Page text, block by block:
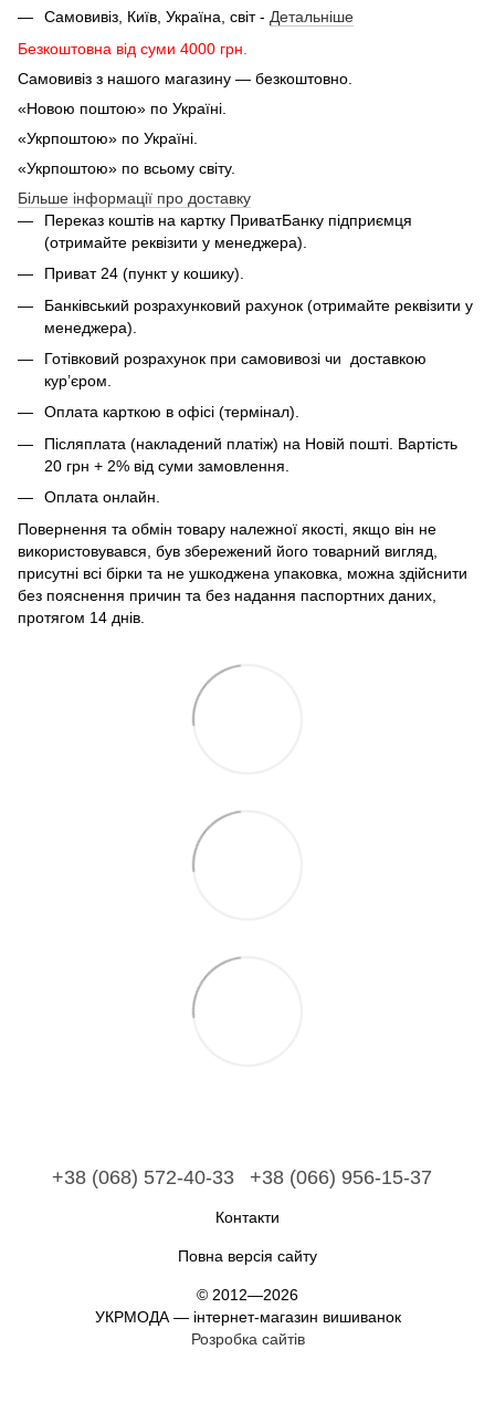
Самовивіз, Київ, Україна, світ - Детальніше
Безкоштовна від суми 4000 грн.
Самовивіз з нашого магазину — безкоштовно.
«Новою поштою» по Україні.
«Укрпоштою» по Україні.
«Укрпоштою» по всьому світу.
Більше інформації про доставку
Переказ коштів на картку ПриватБанку підприємця
(отримайте реквізити у менеджера).
Приват 24 (пункт у кошику).
Банківський розрахунковий рахунок (отримайте реквізити у
менеджера).
Готівковий розрахунок при самовивозі чи доставкою
кур’єром.
Оплата карткою в офісі (термінал).
Післяплата (накладений платіж) на Новій пошті. Вартість
20 грн + 2% від суми замовлення.
Оплата онлайн.
Повернення та обмін товару належної якості, якщо він не
використовувався, був збережений його товарний вигляд,
присутні всі бірки та не ушкоджена упаковка, можна здійснити
без пояснення причин та без надання паспортних даних,
протягом 14 днів.
+38 (068) 572-40-33 +38 (066) 956-15-37
Контакти
Повна версія сайту
© 2012—2026
УКРМОДА — інтернет-магазин вишиванок
Розробка сайтів